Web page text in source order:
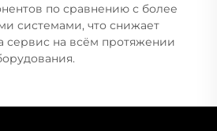
по сравнению с более
системами, что снижает
сервис на всём протяжении